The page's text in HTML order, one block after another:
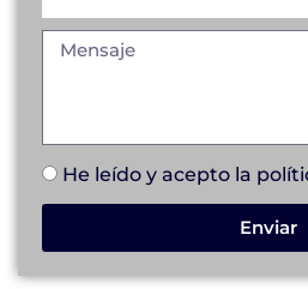
He leído y acepto la
Enviar